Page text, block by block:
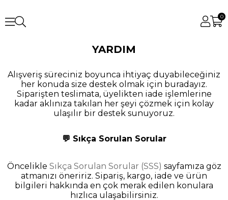
0
YARDIM
Alışveriş süreciniz boyunca ihtiyaç duyabileceğiniz
her konuda size destek olmak için buradayız.
Siparişten teslimata, üyelikten iade işlemlerine
kadar aklınıza takılan her şeyi çözmek için kolay
ulaşılır bir destek sunuyoruz.
💬 Sıkça Sorulan Sorular
Öncelikle Sıkça Sorulan Sorular (SSS) sayfamıza göz
atmanızı öneririz. Sipariş, kargo, iade ve ürün
bilgileri hakkında en çok merak edilen konulara
hızlıca ulaşabilirsiniz.